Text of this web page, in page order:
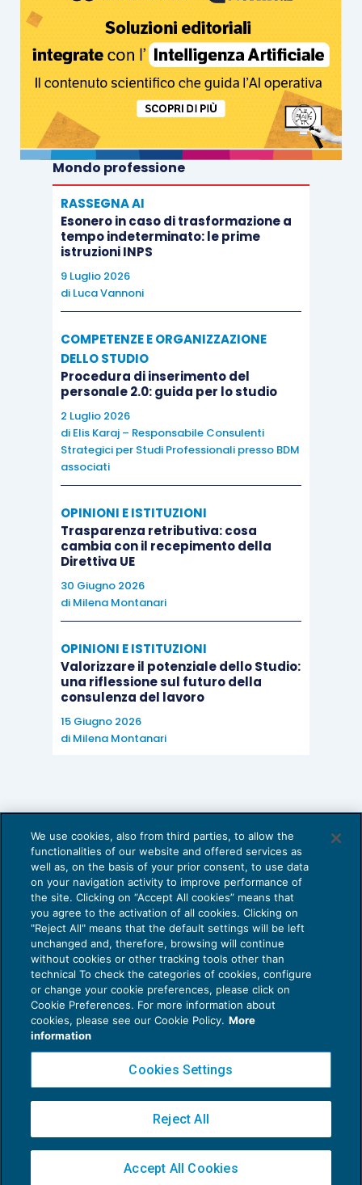
Mondo professione
RASSEGNA AI
Esonero in caso di trasformazione a
tempo indeterminato: le prime
istruzioni INPS
9 Luglio 2026
di Luca Vannoni
COMPETENZE E ORGANIZZAZIONE
DELLO STUDIO
Procedura di inserimento del
personale 2.0: guida per lo studio
2 Luglio 2026
di Elis Karaj – Responsabile Consulenti
Strategici per Studi Professionali presso BDM
associati
OPINIONI E ISTITUZIONI
Trasparenza retributiva: cosa
cambia con il recepimento della
Direttiva UE
30 Giugno 2026
di Milena Montanari
OPINIONI E ISTITUZIONI
Valorizzare il potenziale dello Studio:
una riflessione sul futuro della
consulenza del lavoro
15 Giugno 2026
di Milena Montanari
Privacy Policy
Cookie Policy
Copyright 2016 ©Gruppo Euroconference S.p.A.v2.32.1
Piazza Luigi Einaudi, 10N01 - 20124 Milano - info@ecnews.it
02776120236
We use cookies, also from third parties, to allow the
functionalities of our website and offered services as
well as, on the basis of your prior consent, to use data
on your navigation activity to improve performance of
the site. Clicking on “Accept All cookies” means that
you agree to the activation of all cookies. Clicking on
"Reject All" means that the default settings will be left
unchanged and, therefore, browsing will continue
without cookies or other tracking tools other than
technical To check the categories of cookies, configure
or change your cookie preferences, please click on
Cookie Preferences. For more information about
cookies, please see our Cookie Policy. More
information
Cookies Settings
Reject All
Accept All Cookies